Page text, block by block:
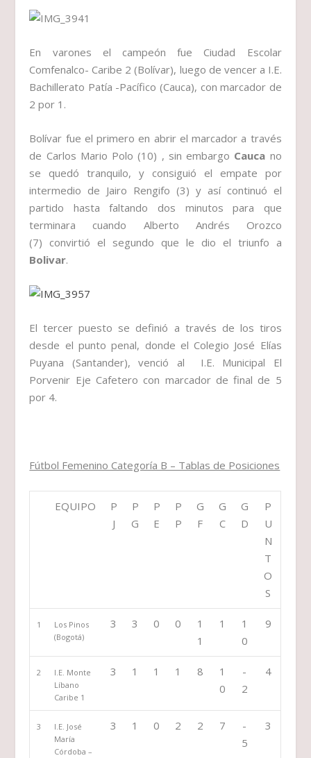
En varones el campeón fue Ciudad Escolar
Comfenalco- Caribe 2 (Bolívar), luego de vencer a I.E.
Bachillerato Patía -Pacífico (Cauca), con marcador de
2 por 1.
Bolívar fue el primero en abrir el marcador a través
de Carlos Mario Polo (10) , sin embargo Cauca no
se quedó tranquilo, y consiguió el empate por
intermedio de Jairo Rengifo (3) y así continuó el
partido hasta faltando dos minutos para que
terminara cuando Alberto Andrés Orozco
(7) convirtió el segundo que le dio el triunfo a
Bolivar.
El tercer puesto se definió a través de los tiros
desde el punto penal, donde el Colegio José Elías
Puyana (Santander), venció al I.E. Municipal El
Porvenir Eje Cafetero con marcador de final de 5
por 4.
Fútbol Femenino Categoría B – Tablas de Posiciones
EQUIPO
P
J
P
G
P
E
P
P
G
F
G
C
G
D
P
U
N
T
O
S
1
Los Pinos
(Bogotá)
3 3 0 0
1
1
1
1
0
9
2
I.E. Monte
Líbano
Caribe 1
3 1 1 1 8
1
0
-
2
4
3
I.E. José
María
Córdoba –
3 1 0 2 2 7
-
5
3